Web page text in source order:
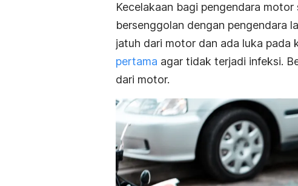
Kecelakaan bagi pengendara
bersenggolan dengan pengendara
jatuh dari motor dan ada luka pada
pertama agar tidak terjadi infeksi.
dari motor.